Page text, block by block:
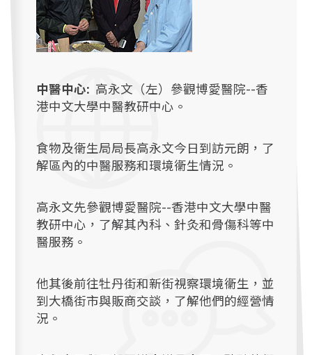
中醫中心: 高永文（左）參觀博愛醫院--香
港中文大學中醫教研中心。
食物及衞生局局長高永文今日到訪元朗，了
解區內的中醫服務和環境衞生情況。
高永文先參觀博愛醫院--香港中文大學中醫
教研中心，了解其內科、針灸和骨傷科等中
醫服務。
他其後前往牡丹街和新街視察環境衞生，並
到大橋街市與販商交談，了解他們的經營情
況。